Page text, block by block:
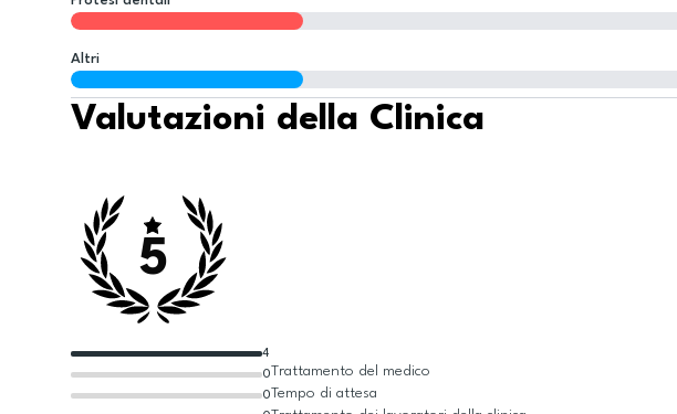
Altri
Valutazioni della Clinica
5
0
0
4
Trattamento del medico
Tempo di attesa